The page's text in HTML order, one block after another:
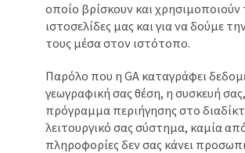
οποίο βρίσκουν και χρησιμοποιούν
ιστοσελίδες μας και για να δούμε
τους μέσα στον ιστότοπο.
Παρόλο που η GA καταγράφει
γεωγραφική σας θέση, η συσκευή
πρόγραμμα περιήγησης στο
λειτουργικό σας σύστημα, καμία
πληροφορίες δεν σας κάνει